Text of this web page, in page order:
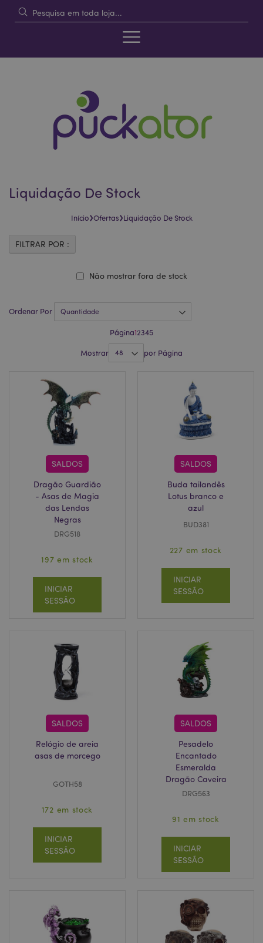
Liquidação De Stock
Início›Ofertas›Liquidação De Stock
Ordenar Por
Página12345
Mostrar por Página
SALDOS
Dragão Guardião
- Asas de Magia
das Lendas
Negras
DRG518
197 em stock
INICIAR
SESSÃO
SALDOS
Buda tailandês
Lotus branco e
azul
BUD381
227 em stock
INICIAR
SESSÃO
SALDOS
Relógio de areia
asas de morcego
GOTH58
172 em stock
INICIAR
SESSÃO
SALDOS
Pesadelo
Encantado
Esmeralda
Dragão Caveira
DRG563
91 em stock
INICIAR
SESSÃO
Não mostrar fora de stock
FILTRAR POR :